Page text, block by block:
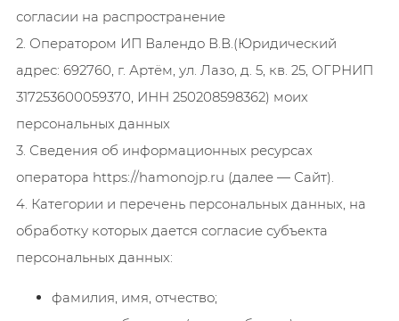
согласии на распространение
2. Оператором ИП Валендо В.В.(Юридический
адрес: 692760, г. Артём, ул. Лазо, д. 5, кв. 25, ОГРНИП
317253600059370, ИНН 250208598362) моих
персональных данных
3. Сведения об информационных ресурсах
оператора https://hamonojp.ru (далее — Сайт).
4. Категории и перечень персональных данных, на
обработку которых дается согласие субъекта
персональных данных:
фамилия, имя, отчество;